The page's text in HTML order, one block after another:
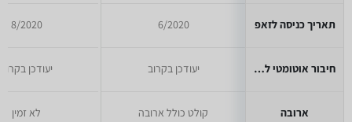
תאריך כניסה לזאפ
חיבור אוטומטי לכיריים
ארובה
6/2020
יעודכן בקרוב
קולט כולל ארובה
8/2020
יעודכן בקרוב
לא זמין